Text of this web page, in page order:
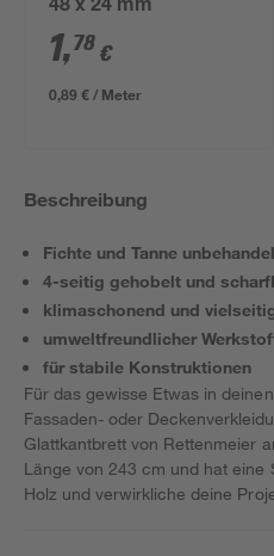
48 x 24 mm
1,78 €
0,89 € / Meter
Beschreibung
Fichte und Tanne
4-seitig gehobelt und
klimaschonend und
umweltfreundlicher
für stabile Konstruktionen
Für das gewisse Etwas in
Fassaden- oder
Glattkantbrett von Rettenmeier
Länge von 243 cm und hat eine
Holz und verwirkliche deine